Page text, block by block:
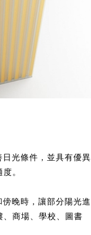
光條件，並具有優異
。
晚時，讓部分陽光進
、商場、學校、圖書